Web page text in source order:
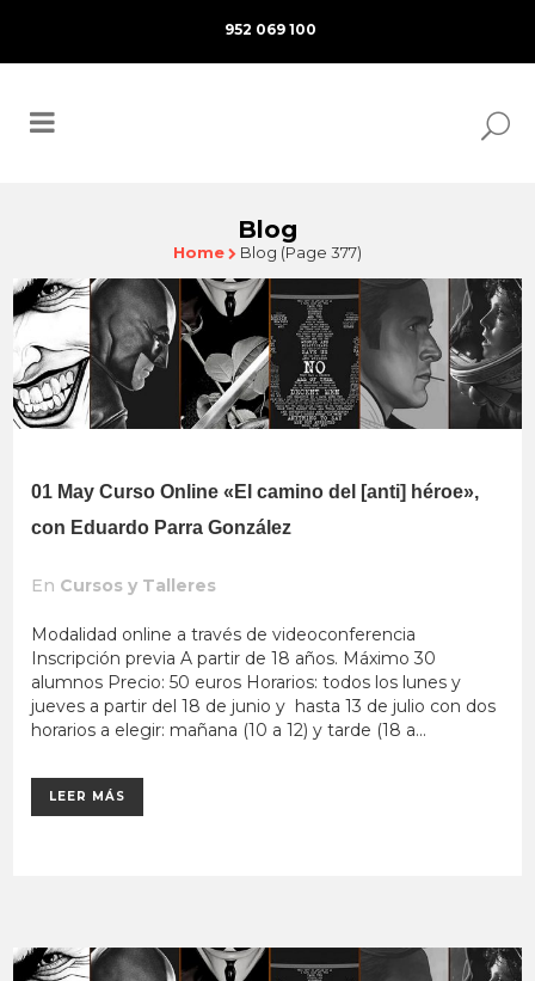
952 069 100
Blog
Home Blog (Page 377)
01 May Curso Online «El camino del [anti] héroe»,
con Eduardo Parra González
En Cursos y Talleres
Modalidad online a través de videoconferencia
Inscripción previa A partir de 18 años. Máximo 30
alumnos Precio: 50 euros Horarios: todos los lunes y
jueves a partir del 18 de junio y hasta 13 de julio con dos
horarios a elegir: mañana (10 a 12) y tarde (18 a...
LEER MÁS